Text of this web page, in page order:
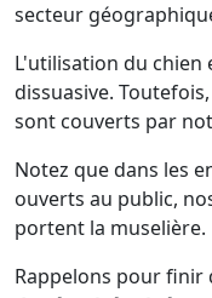
secteur
L'utilisation du
dissuasive.
sont couverts par
Notez que dans les
ouverts au public,
portent la muselière.
Rappelons pour finir